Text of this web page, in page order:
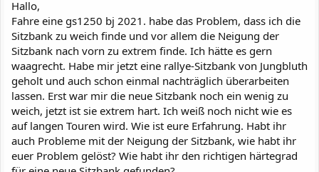
Hallo,
Fahre eine gs1250 bj 2021. habe das Problem, dass ich die
Sitzbank zu weich finde und vor allem die Neigung der
Sitzbank nach vorn zu extrem finde. Ich hätte es gern
waagrecht. Habe mir jetzt eine rallye-Sitzbank von Jungbluth
geholt und auch schon einmal nachträglich überarbeiten
lassen. Erst war mir die neue Sitzbank noch ein wenig zu
weich, jetzt ist sie extrem hart. Ich weiß noch nicht wie es
auf langen Touren wird. Wie ist eure Erfahrung. Habt ihr
auch Probleme mit der Neigung der Sitzbank, wie habt ihr
euer Problem gelöst? Wie habt ihr den richtigen härtegrad